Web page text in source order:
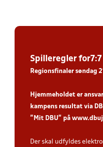
Spilleregler for7:7
Regionsfinaler søndag
Hjemmeholdet er
kampens resultat via
”Mit DBU” på
Der skal udfyldes